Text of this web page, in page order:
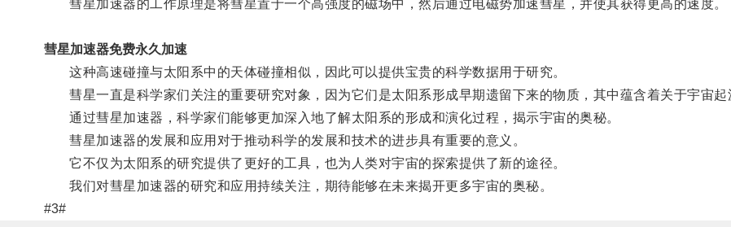
彗星加速器的工作原理是将彗星置于一个高强度的磁场中，然后通过电磁势加速彗星，并使其获得更高的速度。
彗星加速器免费永久加速
这种高速碰撞与太阳系中的天体碰撞相似，因此可以提供宝贵的科学数据用于研究。
彗星一直是科学家们关注的重要研究对象，因为它们是太阳系形成早期遗留下来的物质，其中蕴含着关于宇宙起
通过彗星加速器，科学家们能够更加深入地了解太阳系的形成和演化过程，揭示宇宙的奥秘。
彗星加速器的发展和应用对于推动科学的发展和技术的进步具有重要的意义。
它不仅为太阳系的研究提供了更好的工具，也为人类对宇宙的探索提供了新的途径。
我们对彗星加速器的研究和应用持续关注，期待能够在未来揭开更多宇宙的奥秘。
#3#